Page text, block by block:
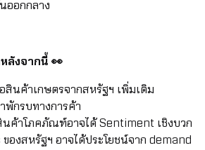
ออกกลาง
ลังจากนี้ 👀
สินค้าเกษตรจากสหรัฐฯ เพิ่มเติม
พักรบทางการค้า
ค้าโภคภัณฑ์อาจได้ Sentiment เชิงบวก
องสหรัฐฯ อาจได้ประโยชน์จาก demand